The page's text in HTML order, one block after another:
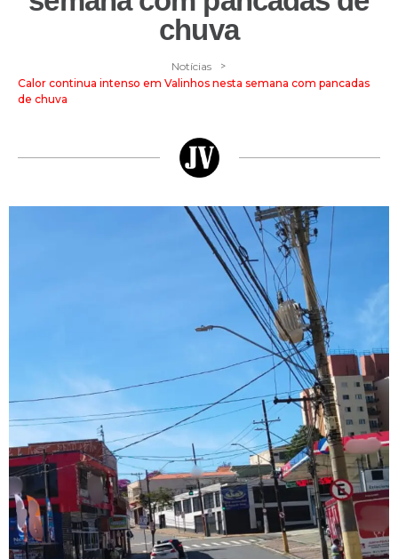
chuva
Notícias >
Calor continua intenso em Valinhos nesta semana com pancadas
de chuva